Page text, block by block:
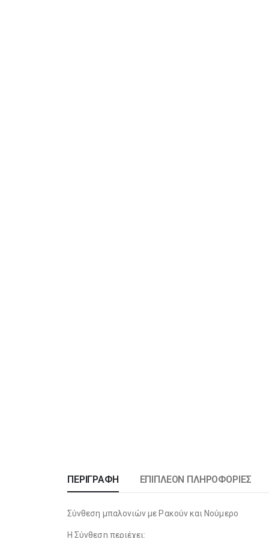
ΠΕΡΙΓΡΑΦΉ ΕΠΙΠΛΈΟΝ ΠΛΗΡΟΦΟΡΊΕΣ
Σύνθεση μπαλονιών με Ρακούν και Νούμερο
Η Σύνθεση περιέχει: